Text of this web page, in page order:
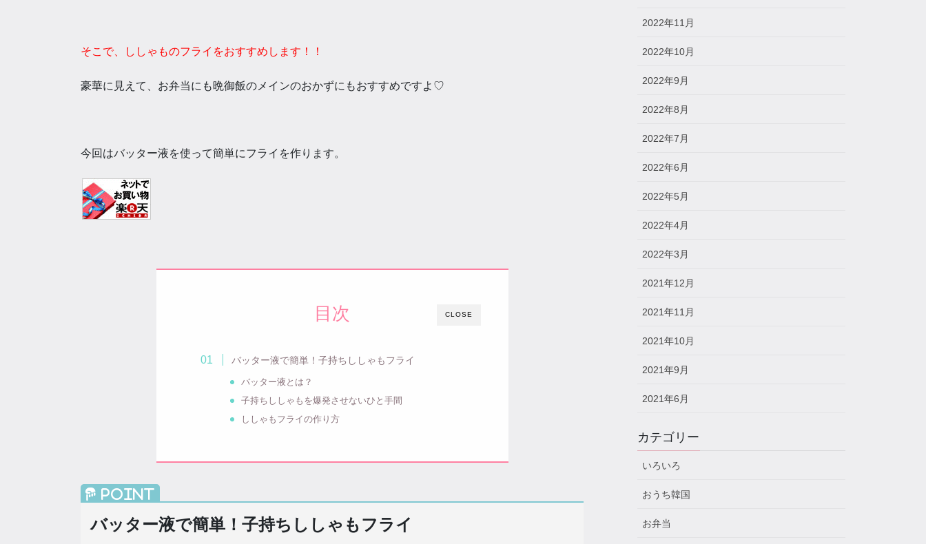
そこで、ししゃものフライをおすすめします！！
豪華に見えて、お弁当にも晩御飯のメインのおかずにもおすすめですよ♡
今回はバッター液を使って簡単にフライを作ります。
CLOSE
目次
バッター液で簡単！子持ちししゃもフライ
バッター液とは？
子持ちししゃもを爆発させないひと手間
ししゃもフライの作り方
バッター液で簡単！子持ちししゃもフライ
2022年11月
2022年10月
2022年9月
2022年8月
2022年7月
2022年6月
2022年5月
2022年4月
2022年3月
2021年12月
2021年11月
2021年10月
2021年9月
2021年6月
カテゴリー
いろいろ
おうち韓国
お弁当